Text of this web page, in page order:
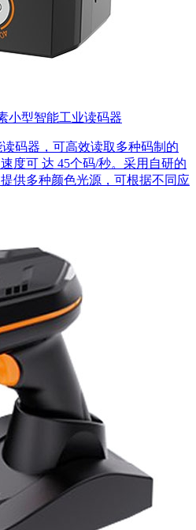
小型智能工业读码器
器，可高效读取多种码制的
度可 达 45个码/秒。采用自研的
提供多种颜色光源，可根据不同应